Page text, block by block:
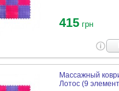
415 грн
Массажный
Лотос (9